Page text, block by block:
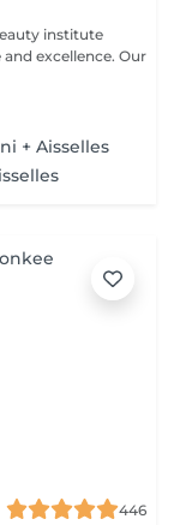
institute
excellence. Our
+ Aisselles
446